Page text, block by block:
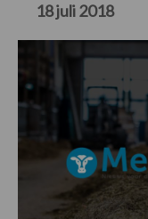
18 juli 2018